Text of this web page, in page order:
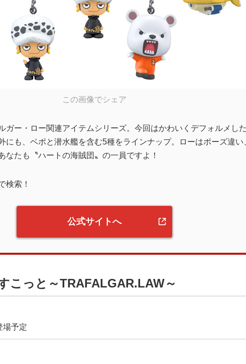
この画像でシェア
ガー・ロー関連アイテムシリーズ。今回はかわいくデフォルメし
も、ベポと潜水艦を含む5種をラインナップ。ローはポーズ違い
たも〝ハートの海賊団〟の一員ですよ！
検索！
公式サイトへ
こっと～TRAFALGAR.LAW～
場予定